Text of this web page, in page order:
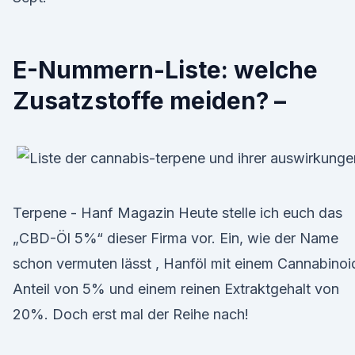
E-Nummern-Liste: welche
Zusatzstoffe meiden? –
Terpene - Hanf Magazin Heute stelle ich euch das
„CBD-Öl 5%“ dieser Firma vor. Ein, wie der Name
schon vermuten lässt , Hanföl mit einem
Anteil von 5% und einem reinen Extraktgehalt von
20%. Doch erst mal der Reihe nach!